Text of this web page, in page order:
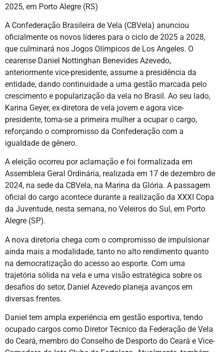
2025, em Porto Alegre (RS)
A Confederação Brasileira de Vela (CBVela) anunciou
oficialmente os novos líderes para o ciclo de 2025 a 2028,
que culminará nos Jogos Olímpicos de Los Angeles. O
cearense Daniel Nottinghan Benevides Azevedo,
anteriormente vice-presidente, assume a presidência da
entidade, dando continuidade a uma gestão marcada pelo
crescimento e popularização da vela no Brasil. Ao seu lado,
Karina Geyer, ex-diretora de vela jovem e agora vice-
presidente, torna-se a primeira mulher a ocupar o cargo,
reforçando o compromisso da Confederação com a
igualdade de gênero.
A eleição ocorreu por aclamação e foi formalizada em
Assembleia Geral Ordinária, realizada em 17 de dezembro de
2024, na sede da CBVela, na Marina da Glória. A passagem
oficial do cargo acontece durante a realização da XXXI Copa
da Juventude, nesta semana, no Veleiros do Sul, em Porto
Alegre (SP).
A nova diretoria chega com o compromisso de impulsionar
ainda mais a modalidade, tanto no alto rendimento quanto
na democratização do acesso ao esporte. Com uma
trajetória sólida na vela e uma visão estratégica sobre os
desafios do setor, Daniel Azevedo planeja avanços em
diversas frentes.
Daniel tem ampla experiência em gestão esportiva, tendo
ocupado cargos como Diretor Técnico da Federação de Vela
do Ceará, membro do Conselho de Desporto do Ceará e Vice-